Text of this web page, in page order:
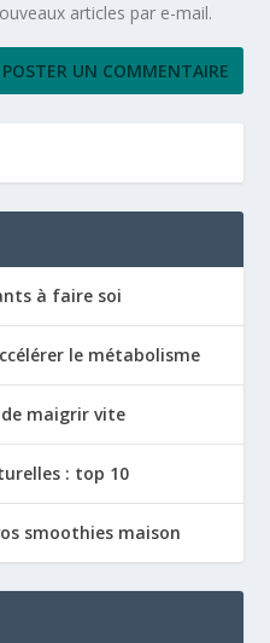
articles par e-mail.
à faire soi
le métabolisme
maigrir vite
: top 10
smoothies maison